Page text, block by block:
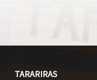
TARARIRAS